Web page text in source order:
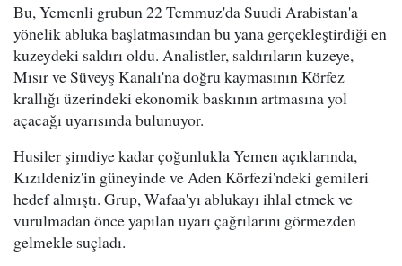
Bu, Yemenli grubun 22 Temmuz'da Suudi Arabistan'a
yönelik abluka başlatmasından bu yana gerçekleştirdiği en
kuzeydeki saldırı oldu. Analistler, saldırıların kuzeye,
Mısır ve Süveyş Kanalı'na doğru kaymasının Körfez
krallığı üzerindeki ekonomik baskının artmasına yol
açacağı uyarısında bulunuyor.
Husiler şimdiye kadar çoğunlukla Yemen açıklarında,
Kızıldeniz'in güneyinde ve Aden Körfezi'ndeki gemileri
hedef almıştı. Grup, Wafaa'yı ablukayı ihlal etmek ve
vurulmadan önce yapılan uyarı çağrılarını görmezden
gelmekle suçladı.